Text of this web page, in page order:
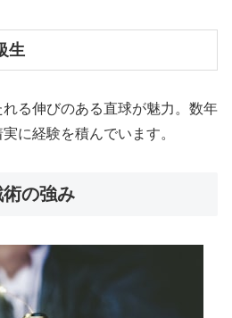
生
る伸びのある直球が魅力。数年
に経験を積んでいます。
の強み